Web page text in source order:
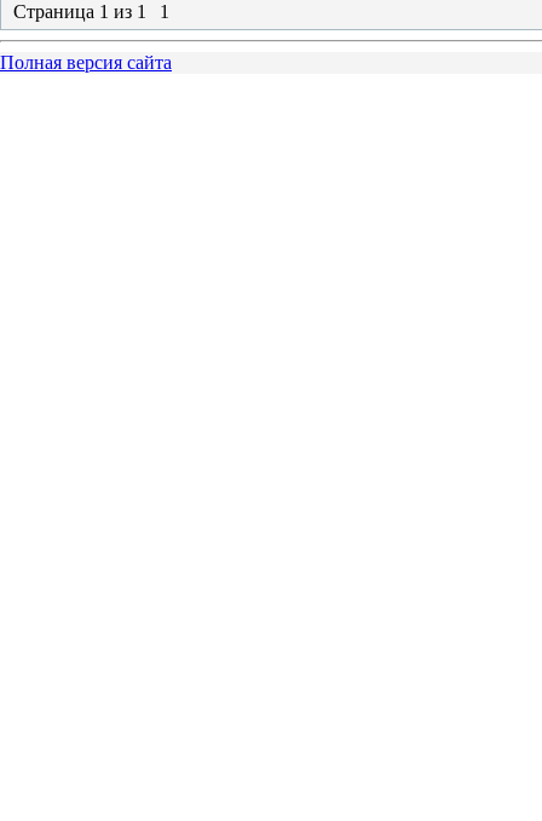
Страница 1 из 1 1
Полная версия сайта